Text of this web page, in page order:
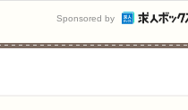
Sponsored by